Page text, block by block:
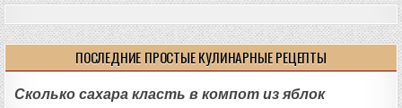
ПОСЛЕДНИЕ ПРОСТЫЕ КУЛИНАРНЫЕ РЕЦЕПТЫ
Сколько сахара класть в компот из яблок